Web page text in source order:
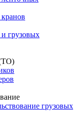
грузовых
грузовых